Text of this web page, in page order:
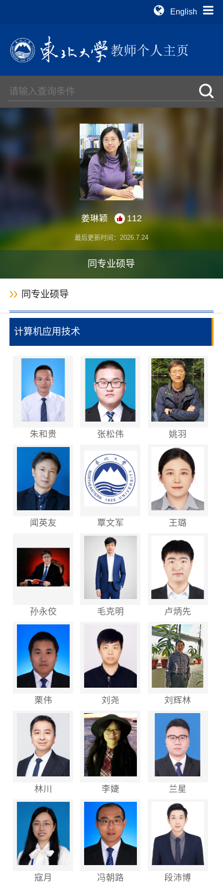
English
姜琳颖 112
最后更新时间： 2026 7 24
同专业硕导
同专业硕导
计算机应用技术
朱和贵 张松伟 姚羽
闻英友 覃文军 王璐
孙永佼 毛克明 卢炳先
栗伟 刘尧 刘辉林
林川 李婕 兰星
寇月 冯朝路 段沛博